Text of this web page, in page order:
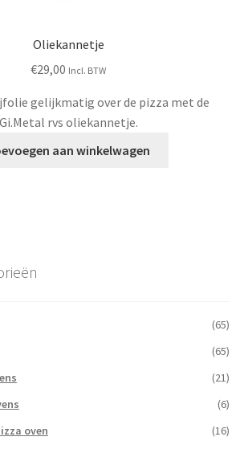
Oliekannetje
€29,00 Incl. BTW
gelijkmatig over de pizza met de
Gi.Metal rvs oliekannetje.
aan winkelwagen
(65)
(65)
(21)
(6)
oven
(16)